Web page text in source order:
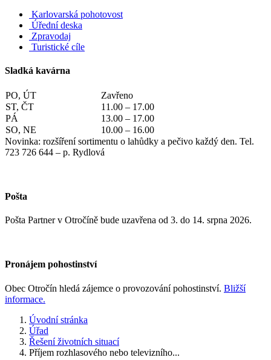
Karlovarská pohotovost
Úřední deska
Zpravodaj
Turistické cíle
Sladká kavárna
PO, ÚT
Zavřeno
ST, ČT
11.00 – 17.00
PÁ
13.00 – 17.00
SO, NE
10.00 – 16.00
Novinka: rozšíření sortimentu o lahůdky a pečivo každý den. Tel.
723 726 644 – p. Rydlová
Pošta
Pošta Partner v Otročíně bude uzavřena od 3. do 14. srpna 2026.
Pronájem pohostinství
Obec Otročín hledá zájemce o provozování pohostinství. Bližší
informace.
Úvodní stránka
Úřad
Řešení životních situací
Příjem rozhlasového nebo televizního...